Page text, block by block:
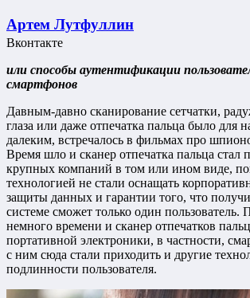
Артем Лутфуллин
Вконтакте
или способы аутентификации
смартфонов
Давным-давно сканирование сетчатки,
глаза или даже отпечатка пальца было для
далеким, встречалось в фильмах про
Время шло и сканер отпечатка пальца стал
крупных компаний в том или ином виде,
технологией не стали оснащать
защиты данных и гарантии того, что
системе сможет только один
немного времени и сканер отпечатков
портативной электроники, в частности,
с ним сюда стали приходить и другие
подлинности пользователя.